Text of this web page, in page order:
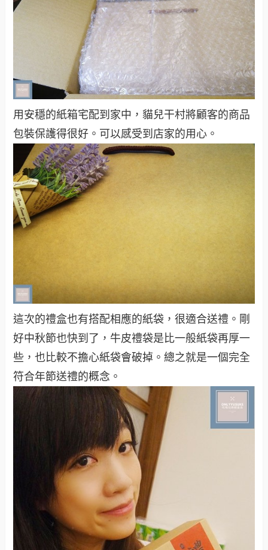
用安穩的紙箱宅配到家中，貓兒干村將顧客的商品
包裝保護得很好。可以感受到店家的用心。
這次的禮盒也有搭配相應的紙袋，很適合送禮。剛
好中秋節也快到了，牛皮禮袋是比一般紙袋再厚一
些，也比較不擔心紙袋會破掉。總之就是一個完全
符合年節送禮的概念。